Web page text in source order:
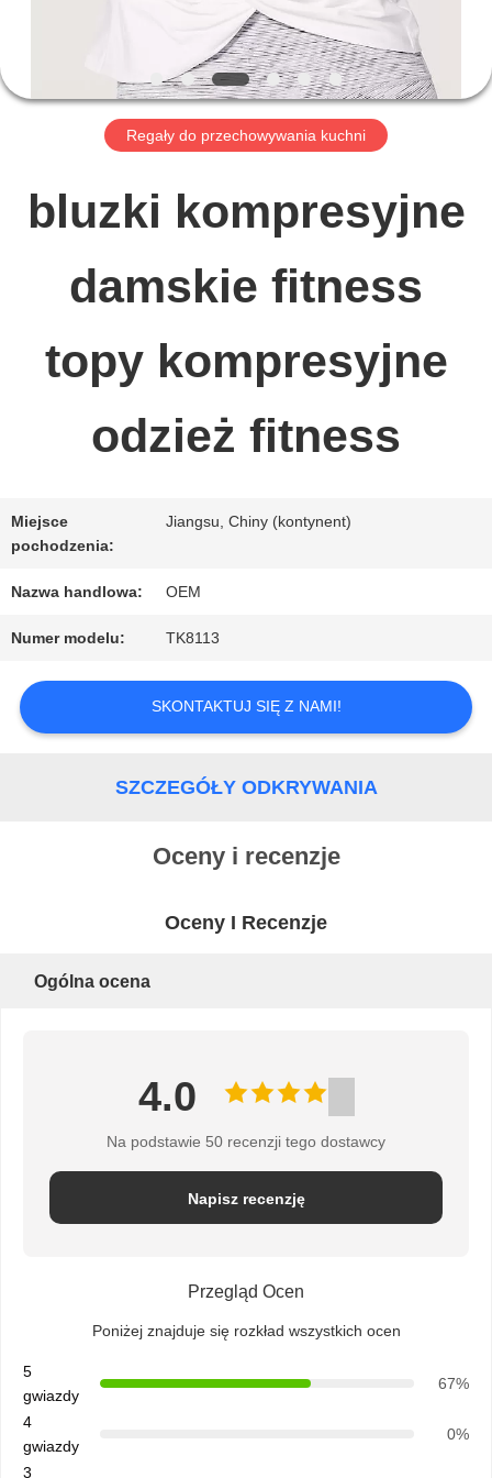
PO
FABRYCE
KONTROLA
JAKOŚCI
SKONTAKTUJ
NAMI
AKTUALNOŚCI
POPROSIĆ
O
WYCENĘ
PRYWATNOŚCI
Regały do ​​przechowywania kuchni
bluzki kompresyjne
damskie fitness
topy kompresyjne
odzież fitness
Miejsce
pochodzenia:
Jiangsu, Chiny (kontynent)
Nazwa handlowa: OEM
Numer modelu: TK8113
SKONTAKTUJ SIĘ Z NAMI!
SZCZEGÓŁY ODKRYWANIA
Oceny i recenzje
Oceny I Recenzje
Ogólna ocena
4.0
Na podstawie 50 recenzji tego dostawcy
Napisz recenzję
Przegląd Ocen
Poniżej znajduje się rozkład wszystkich ocen
5
gwiazdy
67%
4
gwiazdy
0%
3